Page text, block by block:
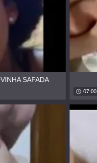
SAFADA
07:00